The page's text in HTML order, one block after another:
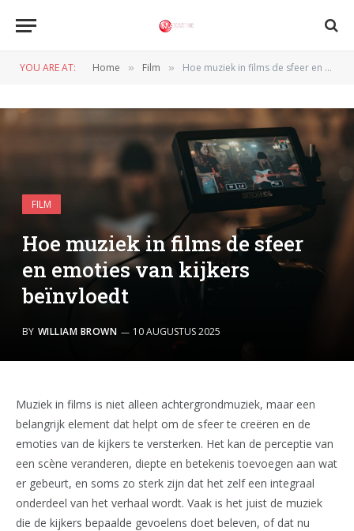
YOU ARE AT: Home » Film » Hoe muziek in films de sfeer en emoties van kijkers beïnvloedt
FILM
Hoe muziek in films de sfeer
en emoties van kijkers
beïnvloedt
BY WILLIAM BROWN 10 AUGUSTUS 2025
Muziek in films is niet alleen achtergrondmuziek, maar een
belangrijk element dat helpt om de sfeer te creëren en de
emoties van de kijkers te versterken. Het kan de perceptie van
een scène veranderen, diepte en betekenis toevoegen aan wat
er gebeurt, en soms zo sterk zijn dat het zelf een integraal
onderdeel van het verhaal wordt. Vaak is het juist de muziek
die de kijkers bepaalde gevoelens doet beleven, of dat nu